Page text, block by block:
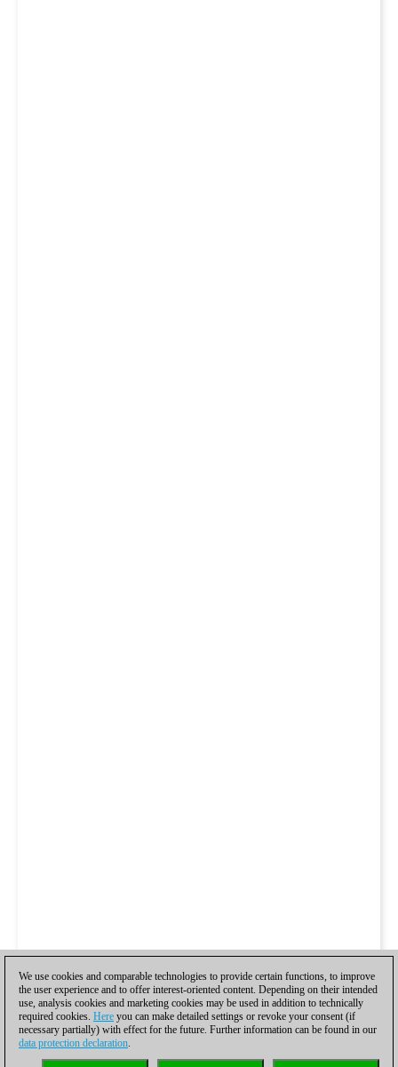
We use cookies and comparable technologies to provide certain functions, to improve
the user experience and to offer interest-oriented content. Depending on their intended
use, analysis cookies and marketing cookies may be used in addition to technically
required cookies. Here you can make detailed settings or revoke your consent (if
necessary partially) with effect for the future. Further information can be found in our
data protection declaration.